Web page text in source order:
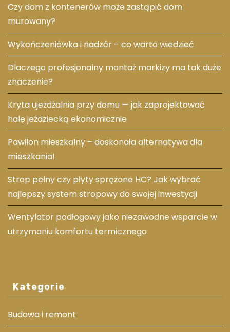
Czy dom z kontenerów może zastąpić dom
murowany?
Wykończeniówka i nadzór – co warto wiedzieć
Dlaczego profesjonalny montaż markizy ma tak duże
znaczenie?
Kryta ujeżdżalnia przy domu — jak zaprojektować
halę jeździecką ekonomicznie
Pawilon mieszkalny – doskonała alternatywa dla
mieszkania!
Strop pełny czy płyty sprężone HC? Jak wybrać
najlepszy system stropowy do swojej inwestycji
Wentylator podłogowy jako niezawodne wsparcie w
utrzymaniu komfortu termicznego
Kategorie
Budowa i remont